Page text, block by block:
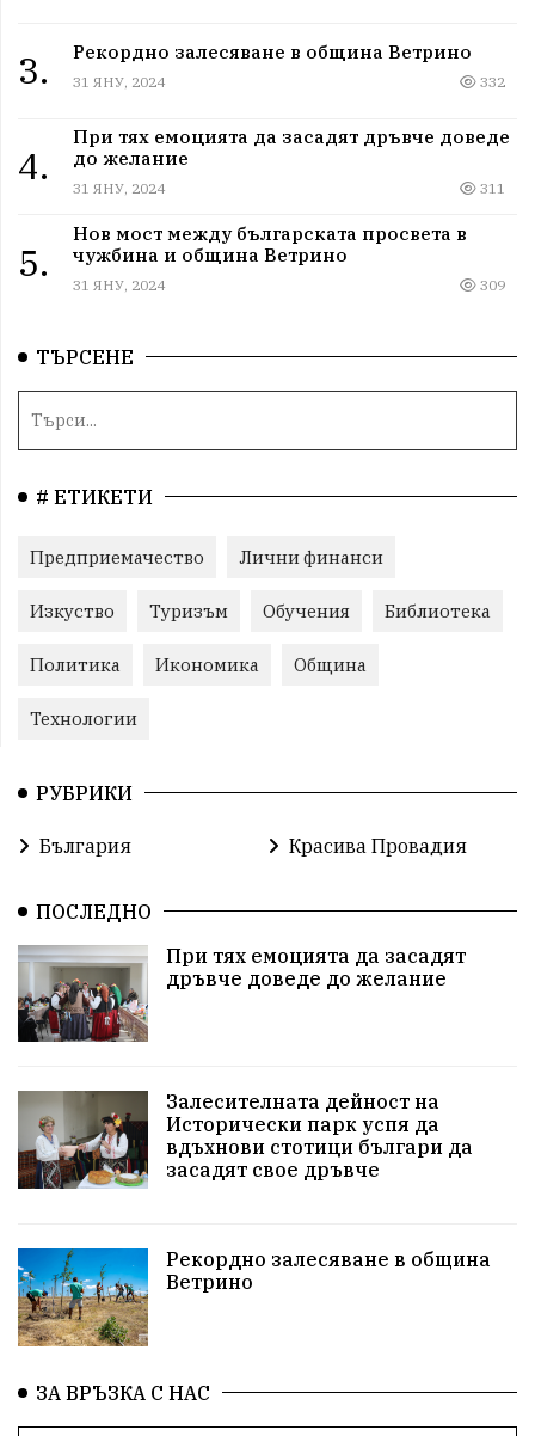
3. Рекордно залесяване в община Ветрино
31 ЯНУ, 2024 332
4.
При тях емоцията да засадят дръвче доведе
до желание
31 ЯНУ, 2024 311
5.
Нов мост между българската просвета в
чужбина и община Ветрино
31 ЯНУ, 2024 309
ТЪРСЕНЕ
# ЕТИКЕТИ
Предприемачество Лични финанси
Изкуство Туризъм Обучения Библиотека
Политика Икономика Община
Технологии
РУБРИКИ
България Красива Провадия
ПОСЛЕДНО
При тях емоцията да засадят
дръвче доведе до желание
Залесителната дейност на
Исторически парк успя да
вдъхнови стотици българи да
засадят свое дръвче
Рекордно залесяване в община
Ветрино
ЗА ВРЪЗКА С НАС